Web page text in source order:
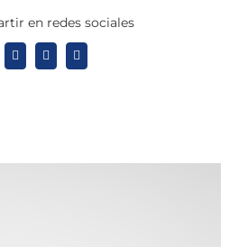
en redes sociales
X LinkedInWhatsApp